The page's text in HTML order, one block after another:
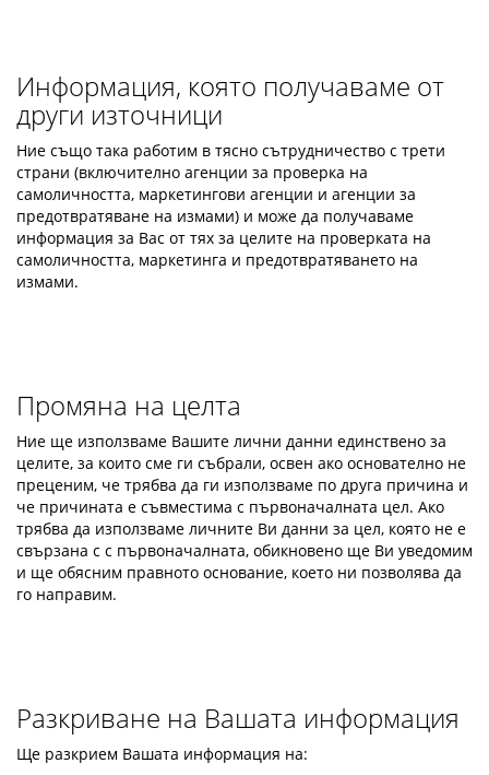
Информация, която получаваме от
други източници
Ние също така работим в тясно сътрудничество с трети
страни (включително агенции за проверка на
самоличността, маркетингови агенции и агенции за
предотвратяване на измами) и може да получаваме
информация за Вас от тях за целите на проверката на
самоличността, маркетинга и предотвратяването на
измами.
Промяна на целта
Ние ще използваме Вашите лични данни единствено за
целите, за които сме ги събрали, освен ако основателно не
преценим, че трябва да ги използваме по друга причина и
че причината е съвместима с първоначалната цел. Ако
трябва да използваме личните Ви данни за цел, която не е
свързана с с първоначалната, обикновено ще Ви уведомим
и ще обясним правното основание, което ни позволява да
го направим.
Разкриване на Вашата информация
Ще разкрием Вашата информация на: